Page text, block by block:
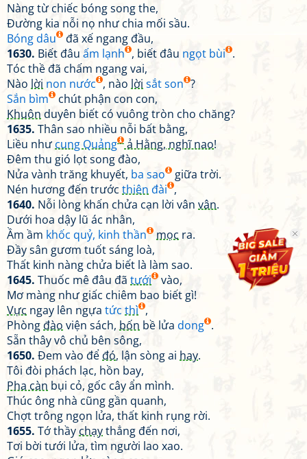
Nàng từ chiếc bóng song the,
Đường kia nỗi nọ như chia mối sầu.
Bóng dâu
đã xế ngang đầu,
1630. Biết đâu ấm lạnh , biết đâu ngọt bùi .
Tóc thề đã chấm ngang vai,
Nào lời non nước , nào lời sắt son ?
Sắn bìm
chút phận con con,
Khuôn duyên biết có vuông tròn cho chăng?
1635. Thân sao nhiều nỗi bất bằng,
Liều như cung Quảng ả Hằng, nghĩ nao!
Đêm thu gió lọt song đào,
Nửa vành trăng khuyết, ba sao
giữa trời.
Nén hương đến trước thiên đài ,
1640. Nỗi lòng khấn chửa cạn lời vân vân.
Dưới hoa dậy lũ ác nhân,
Ầm ầm khốc quỷ, kinh thần mọc ra.
Đầy sân gươm tuốt sáng loà,
Thất kinh nàng chửa biết là làm sao.
1645. Thuốc mê đâu đã tưới
vào,
Mơ màng như giấc chiêm bao biết gì!
Vực ngay lên ngựa tức thì ,
Phòngđào viện sách, bốn bề lửa dong .
Sẵn thây vô chủ bên sông,
1650. Đem vào đểđó, lận sòng ai hay.
Tôi đòi phách lạc, hồn bay,
Pha càn bụi cỏ, gốc cây ẩn mình.
Thúc ông nhà cũng gần quanh,
Chợt trông ngọn lửa, thất kinh rụng rời.
1655. Tớ thầy chạythẳng đến nơi,
Tơi bời tưới lửa, tìm người lao xao.